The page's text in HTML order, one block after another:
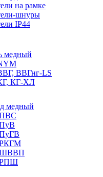
на рамке
шнуры
IP44
медный
ВВГнг-LS
КГ-ХЛ
медный
ШВВП
РПШ